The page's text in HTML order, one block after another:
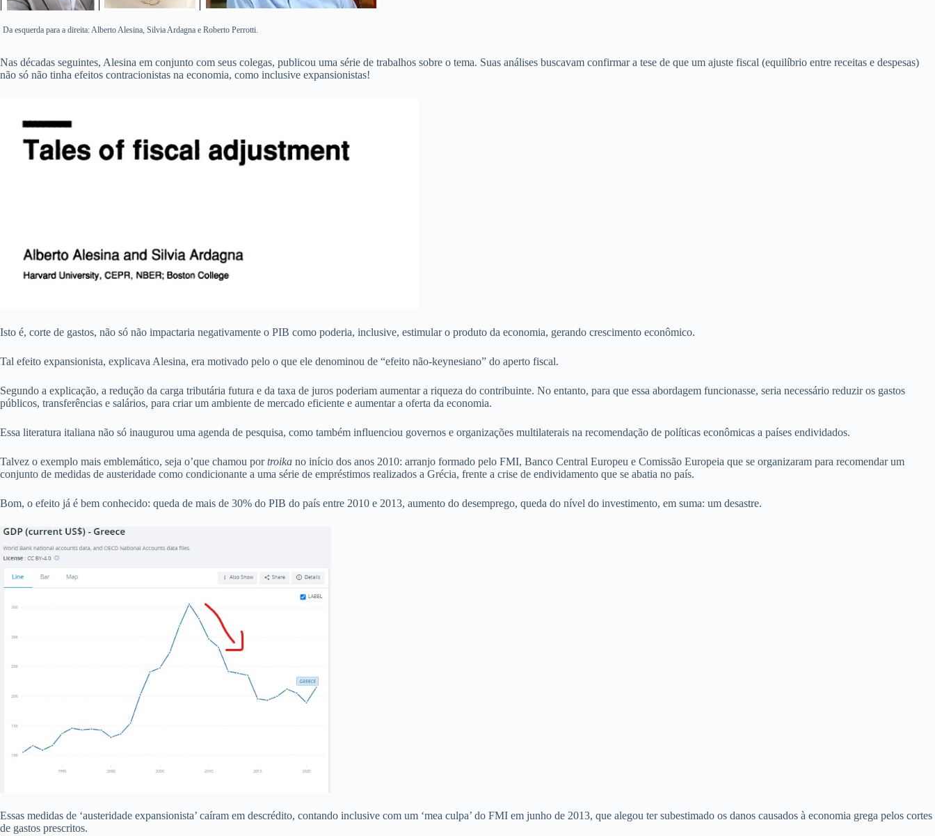
Da esquerda para a direita: Alberto Alesina, Silvia Ardagna e Roberto Perrotti.
Nas décadas seguintes, Alesina em conjunto com seus colegas, publicou uma série de trabalhos sobre o tema. Suas análises buscavam confirmar a tese de que um ajuste fiscal (equilíbrio entre receitas e despesas)
não só não tinha efeitos contracionistas na economia, como inclusive expansionistas!
Isto é, corte de gastos, não só não impactaria negativamente o PIB como poderia, inclusive, estimular o produto da economia, gerando crescimento econômico.
Tal efeito expansionista, explicava Alesina, era motivado pelo o que ele denominou de “efeito não-keynesiano” do aperto fiscal.
Segundo a explicação, a redução da carga tributária futura e da taxa de juros poderiam aumentar a riqueza do contribuinte. No entanto, para que essa abordagem funcionasse, seria necessário reduzir os gastos
públicos, transferências e salários, para criar um ambiente de mercado eficiente e aumentar a oferta da economia.
Essa literatura italiana não só inaugurou uma agenda de pesquisa, como também influenciou governos e organizações multilaterais na recomendação de políticas econômicas a países endividados.
Talvez o exemplo mais emblemático, seja o’que chamou portroika no início dos anos 2010: arranjo formado pelo FMI, Banco Central Europeu e Comissão Europeia que se organizaram para recomendar um
conjunto de medidas de austeridade como condicionante a uma série de empréstimos realizados a Grécia, frente a crise de endividamento que se abatia no país.
Bom, o efeito já é bem conhecido: queda de mais de 30% do PIB do país entre 2010 e 2013, aumento do desemprego, queda do nível do investimento, em suma: um desastre.
Essas medidas de ‘austeridade expansionista’ caíram em descrédito, contando inclusive com um ‘mea culpa’ do FMI em junho de 2013, que alegou ter subestimado os danos causados à economia grega pelos cortes
de gastos prescritos.